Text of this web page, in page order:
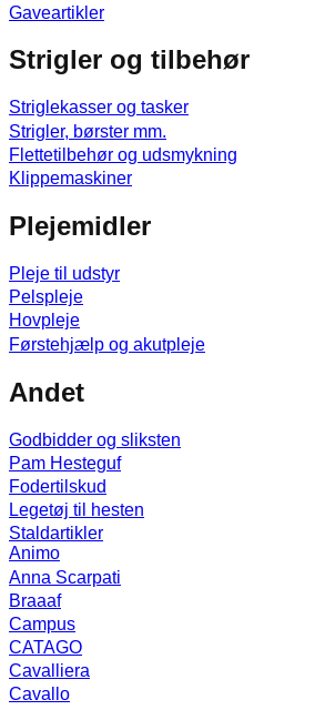
Gaveartikler
Strigler og tilbehør
Striglekasser og tasker
Strigler, børster mm.
Flettetilbehør og udsmykning
Klippemaskiner
Plejemidler
Pleje til udstyr
Pelspleje
Hovpleje
Førstehjælp og akutpleje
Andet
Godbidder og sliksten
Pam Hesteguf
Fodertilskud
Legetøj til hesten
Staldartikler
Animo
Anna Scarpati
Braaaf
Campus
CATAGO
Cavalliera
Cavallo